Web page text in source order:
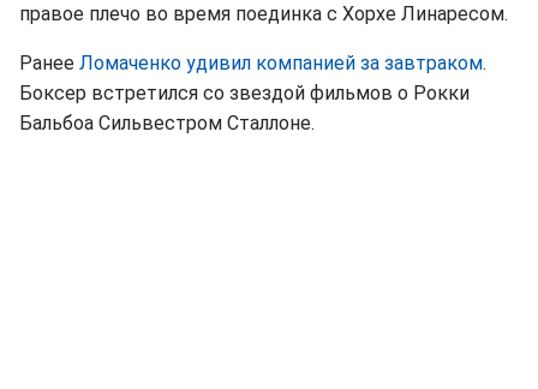
правое плечо во время поединка с Хорхе Линаресом.
Ранее Ломаченко удивил компанией за завтраком.
Боксер встретился со звездой фильмов о Рокки
Бальбоа Сильвестром Сталлоне.